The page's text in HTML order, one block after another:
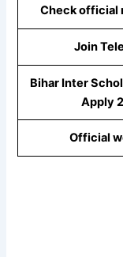
Check official
Join
Bihar Inter
Apply
Official